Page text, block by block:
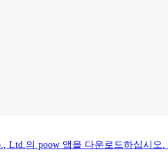
Ltd.의 poow 앱을 다운로드하십